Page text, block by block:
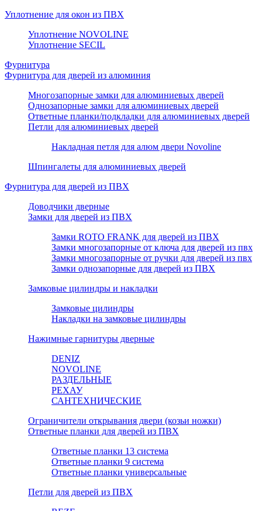
Уплотнение для окон из ПВХ
Уплотнение NOVOLINE
Уплотнение SECIL
Фурнитура
Фурнитура для дверей из алюминия
Многозапорные замки для алюминиевых дверей
Однозапорные замки для алюминиевых дверей
Ответные планки/подкладки для алюминиевых дверей
Петли для алюминиевых дверей
Накладная петля для алюм двери Novoline
Шпингалеты для алюминиевых дверей
Фурнитура для дверей из ПВХ
Доводчики дверные
Замки для дверей из ПВХ
Замки ROTO FRANK для дверей из ПВХ
Замки многозапорные от ключа для дверей из пвх
Замки многозапорные от ручки для дверей из пвх
Замки однозапорные для дверей из ПВХ
Замковые цилиндры и накладки
Замковые цилиндры
Накладки на замковые цилиндры
Нажимные гарнитуры дверные
DENIZ
NOVOLINE
РАЗДЕЛЬНЫЕ
РЕХАУ
САНТЕХНИЧЕСКИЕ
Ограничители открывания двери (козьи ножки)
Ответные планки для дверей из ПВХ
Ответные планки 13 система
Ответные планки 9 система
Ответные планки универсальные
Петли для дверей из ПВХ